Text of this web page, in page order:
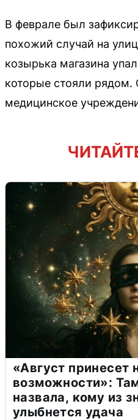
В феврале был
похожий случай на
козырька магазина
которые стояли рядом.
медицинское
«Август принесет
возможности»:
назвала, кому из
улыбнется удача